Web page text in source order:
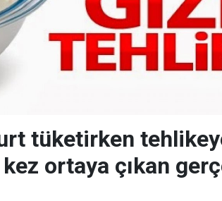
tüketirken
ortaya çıkan